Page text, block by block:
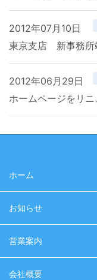
2012年07月10日
東京支店 新事務所
2012年06月29日
ホームページをリニ
ホーム
お知らせ
営業案内
会社概要